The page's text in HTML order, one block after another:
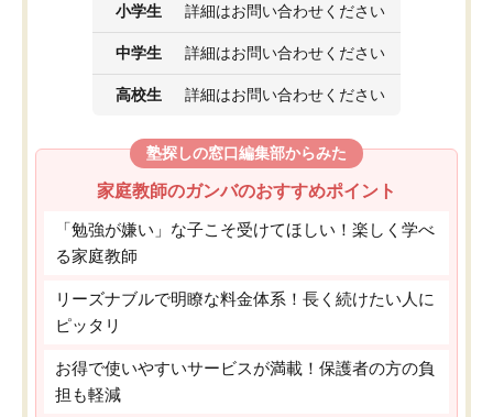
小学生 詳細はお問い合わせください
中学生 詳細はお問い合わせください
高校生 詳細はお問い合わせください
塾探しの窓口編集部からみた
家庭教師のガンバのおすすめポイント
「勉強が嫌い」な子こそ受けてほしい！楽しく学べ
る家庭教師
リーズナブルで明瞭な料金体系！長く続けたい人に
ピッタリ
お得で使いやすいサービスが満載！保護者の方の負
担も軽減